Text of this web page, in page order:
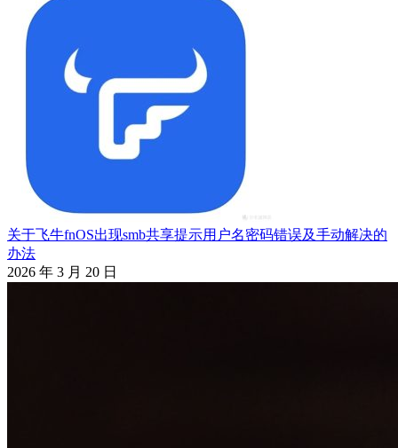
关于飞牛fnOS出现smb共享提示用户名密码错误及手动解决的
办法
2026 年 3 月 20 日